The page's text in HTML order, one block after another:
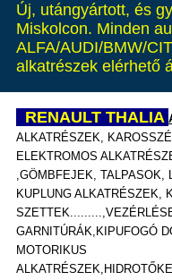
Új, utángyártott, és
Miskolcon. Minden
ALFA/AUDI/BMW/
alkatrészek elérhető
RENAULT THALIA
ALKATRÉSZEK,
ELEKTROMOS
,GÖMBFEJEK, TALPASOK,
KUPLUNG ALKATRÉSZEK,
GARNITÚRÁK,KIPUFOGÓ
MOTORIKUS